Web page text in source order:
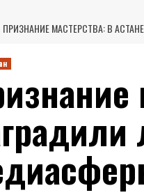
ПРИЗНАНИЕ МАСТЕРСТВА: В